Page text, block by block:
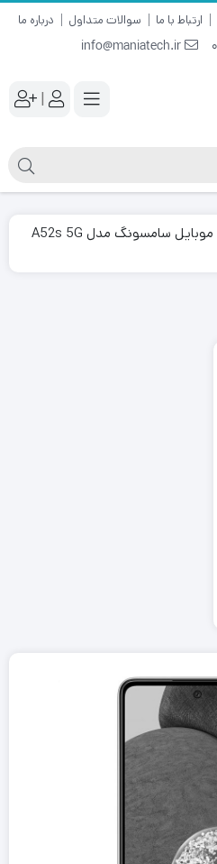
ارتباط با ما سوالات متداول درباره ما
info@maniatech.ir
|
گوشی موبایل سامسونگ مدل A52s 5G